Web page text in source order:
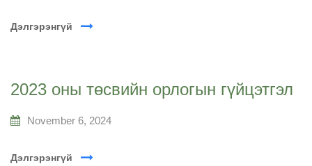
Дэлгэрэнгүй
2023 оны төсвийн орлогын гүйцэтгэл
November 6, 2024
Дэлгэрэнгүй